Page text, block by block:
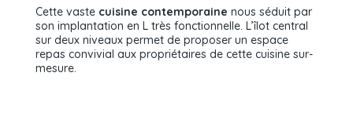
Cette vaste cuisine contemporaine nous séduit par
son implantation en L très fonctionnelle. L’îlot central
sur deux niveaux permet de proposer un espace
repas convivial aux propriétaires de cette cuisine sur-
mesure.